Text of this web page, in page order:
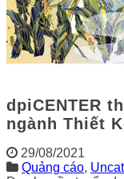
dpiCENTER
ngành Thiết
29/08/2021
Quảng cáo,